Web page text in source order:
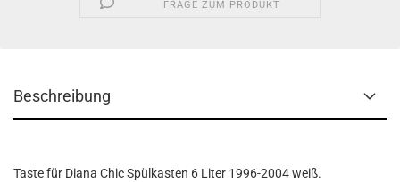
FRAGE ZUM PRODUKT
Beschreibung
Taste für Diana Chic Spülkasten 6 Liter 1996-2004 weiß.